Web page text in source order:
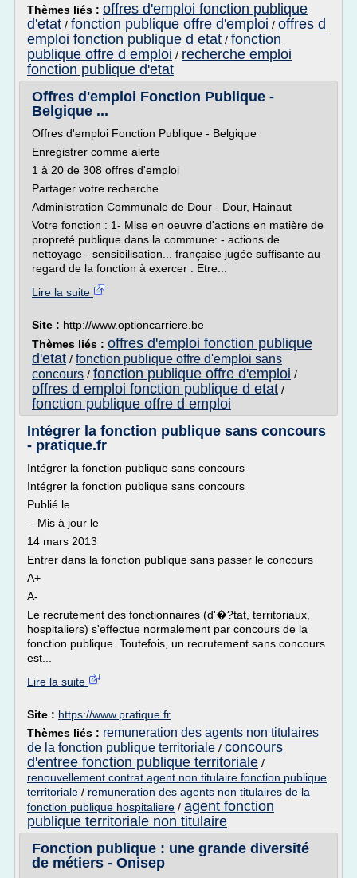
Thèmes liés : offres d'emploi fonction publique
d'etat / fonction publique offre d'emploi / offres d
emploi fonction publique d etat / fonction
publique offre d emploi / recherche emploi
fonction publique d'etat
Offres d'emploi Fonction Publique -
Belgique ...
Offres d'emploi Fonction Publique - Belgique
Enregistrer comme alerte
1 à 20 de 308 offres d'emploi
Partager votre recherche
Administration Communale de Dour - Dour, Hainaut
Votre fonction : 1- Mise en oeuvre d'actions en matière de
propreté publique dans la commune: - actions de
nettoyage - sensibilisation... française jugée suffisante au
regard de la fonction à exercer . Etre...
Lire la suite
Site : http://www.optioncarriere.be
Thèmes liés : offres d'emploi fonction publique
d'etat / fonction publique offre d'emploi sans
concours / fonction publique offre d'emploi /
offres d emploi fonction publique d etat /
fonction publique offre d emploi
Intégrer la fonction publique sans concours
- pratique.fr
Intégrer la fonction publique sans concours
Intégrer la fonction publique sans concours
Publié le
- Mis à jour le
14 mars 2013
Entrer dans la fonction publique sans passer le concours
A+
A-
Le recrutement des fonctionnaires (d'�?tat, territoriaux,
hospitaliers) s'effectue normalement par concours de la
fonction publique. Toutefois, un recrutement sans concours
est...
Lire la suite
Site : https://www.pratique.fr
Thèmes liés : remuneration des agents non titulaires
de la fonction publique territoriale / concours
d'entree fonction publique territoriale /
renouvellement contrat agent non titulaire fonction publique
territoriale / remuneration des agents non titulaires de la
fonction publique hospitaliere / agent fonction
publique territoriale non titulaire
Fonction publique : une grande diversité
de métiers - Onisep